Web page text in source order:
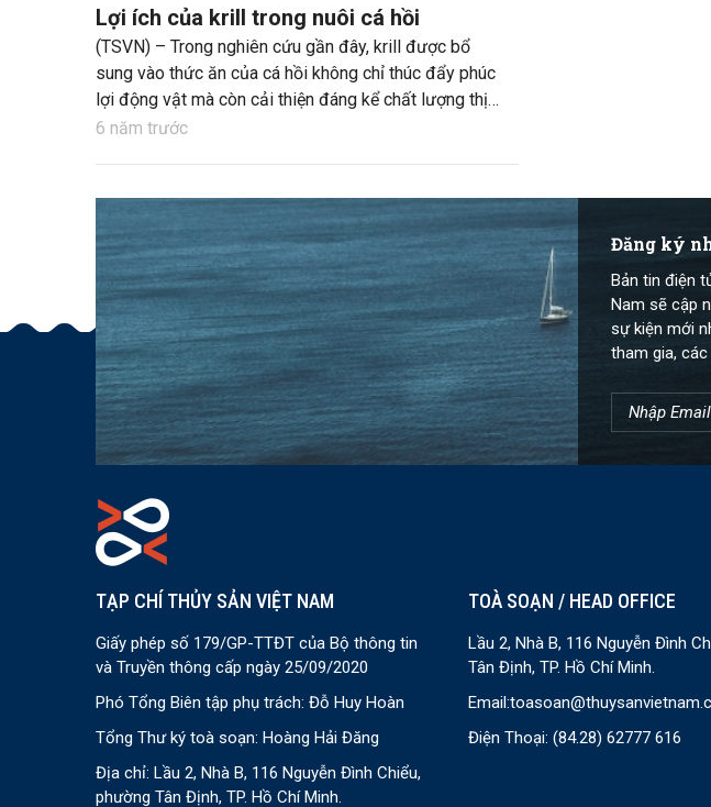
Lợi ích của krill trong nuôi cá hồi
(TSVN) – Trong nghiên cứu gần đây, krill được bổ
sung vào thức ăn của cá hồi không chỉ thúc đẩy phúc
lợi động vật mà còn cải thiện đáng kể chất lượng thịt
cá.
6 năm trước
Đăng ký
Bản tin điện
Nam sẽ cập
sự kiện mới
tham gia,
TẠP CHÍ THỦY SẢN VIỆT NAM
Giấy phép số 179/GP-TTĐT của Bộ thông tin
và Truyền thông cấp ngày 25/09/2020
Phó Tổng Biên tập phụ trách: Đỗ Huy Hoàn
Tổng Thư ký toà soạn: Hoàng Hải Đăng
Địa chỉ: Lầu 2, Nhà B, 116 Nguyễn Đình Chiểu,
phường Tân Định, TP. Hồ Chí Minh.
TOÀ SOẠN / HEAD OFFICE
Lầu 2, Nhà B, 116 Nguyễn Đình
Tân Định, TP. Hồ Chí Minh.
Email:
Điện Thoại: (84.28) 62777 616